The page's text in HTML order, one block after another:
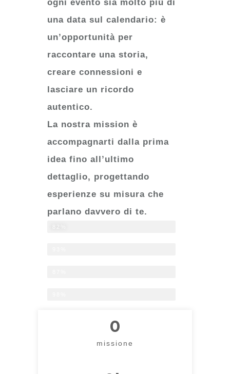
ogni evento sia molto più di
una data sul calendario: è
un’opportunità per
raccontare una storia,
creare connessioni e
lasciare un ricordo
autentico.
La nostra mission è
accompagnarti dalla prima
idea fino all’ultimo
dettaglio, progettando
esperienze su misura che
parlano davvero di te.
missione
0